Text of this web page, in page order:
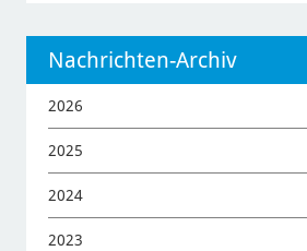
Nachrichten-Archiv
2026
2025
2024
2023